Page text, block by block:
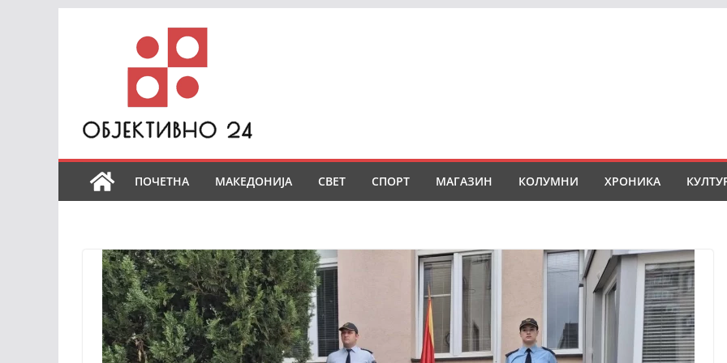
ПОЧЕТНА МАКЕДОНИЈА СВЕТ СПОРТ МАГАЗИН КОЛУМНИ ХРОНИКА